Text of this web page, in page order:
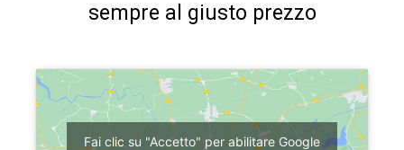
sempre al giusto prezzo
Fai clic su "Accetto" per abilitare Google